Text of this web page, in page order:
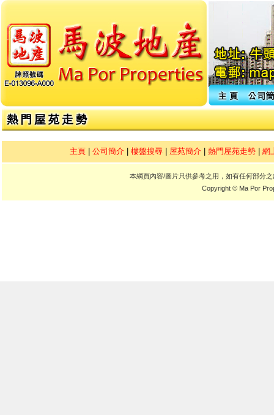
主頁 |公司簡介 |樓盤搜尋 屋苑簡介 |熱門屋苑走勢 |網
本網頁內容/圖片只供參考之用，如有任何部分
Copyright © Ma Por